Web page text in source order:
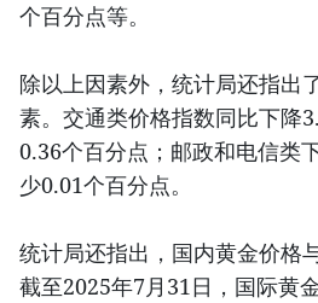
个百分点等。
除以上因素外，统计局还指出
素。交通类价格指数同比下降
0.36个百分点；邮政和电信类
少0.01个百分点。
统计局还指出，国内黄金价格
截至2025年7月31日，国际黄